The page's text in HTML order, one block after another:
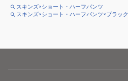
スキンズ×ショート・ハーフパンツ
スキンズ×ショート・ハーフパンツ×ブラック